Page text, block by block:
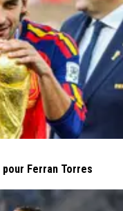
pour Ferran Torres